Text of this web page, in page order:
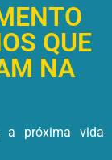
QUE
NA
a próxima vida